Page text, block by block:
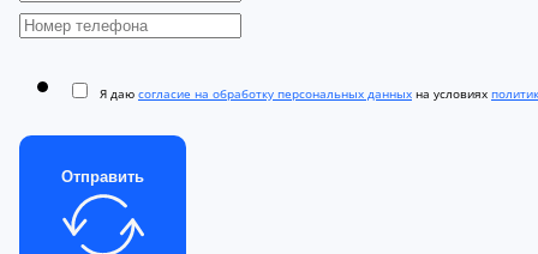
Я даю согласие на обработку персональных данных на условиях
Отправить